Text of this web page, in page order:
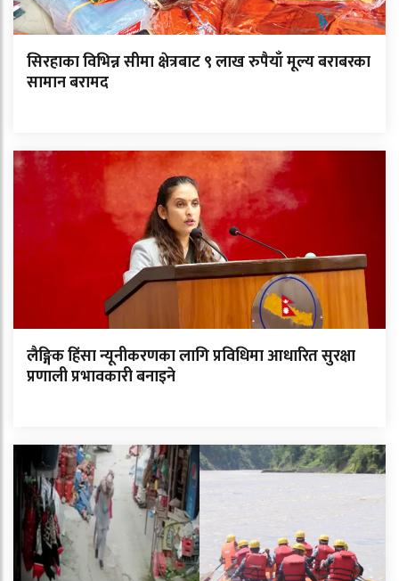
सिरहाका विभिन्न सीमा क्षेत्रबाट ९ लाख रुपैयाँ मूल्य बराबरका
सामान बरामद
लैङ्गिक हिंसा न्यूनीकरणका लागि प्रविधिमा आधारित सुरक्षा
प्रणाली प्रभावकारी बनाइने